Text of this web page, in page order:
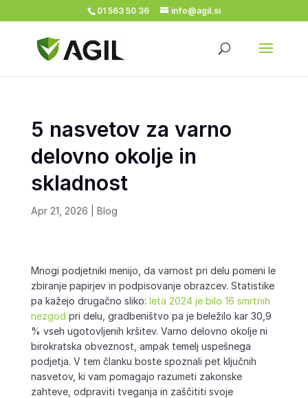
01 563 50 36 info@agil.si
5 nasvetov za varno
delovno okolje in
skladnost
Apr 21, 2026 Blog
Mnogi podjetniki menijo, da varnost pri delu pomeni le
zbiranje papirjev in podpisovanje obrazcev. Statistike
pa kažejo drugačno sliko: leta 2024 je bilo 16 smrtnih
nezgod pri delu, gradbeništvo pa je beležilo kar 30,9
% vseh ugotovljenih kršitev. Varno delovno okolje ni
birokratska obveznost, ampak temelj uspešnega
podjetja. V tem članku boste spoznali pet ključnih
nasvetov, ki vam pomagajo razumeti zakonske
zahteve, odpraviti tveganja in zaščititi svoje